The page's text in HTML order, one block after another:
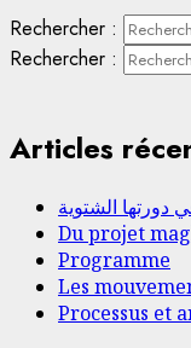
Rechercher :
Rechercher :
Articles
دورتها الشتوية
Du projet
Programme
Les
Processus et